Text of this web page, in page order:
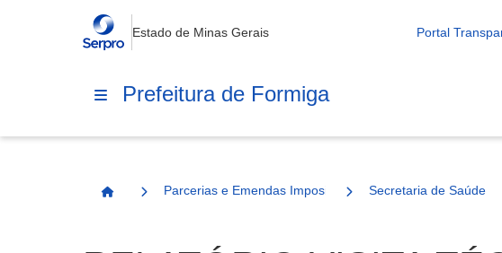
Estado de Minas Gerais Portal
Prefeitura de Formiga
Página Inicial
Parcerias e Emendas Impositivas MunicipaisSecretaria de Saúde